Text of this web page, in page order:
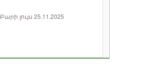
Բարի լույս 25.11.2025